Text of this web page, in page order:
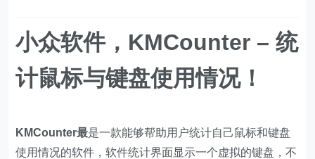
​​小众软件，KMCounter – 统
计鼠标与键盘使用情况！
KMCounter最是一款能够帮助用户统计自己鼠标和键盘
使用情况的软件，软件统计界面显示一个虚拟的键盘，不